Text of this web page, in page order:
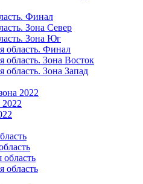
Финал
Зона Север
Зона Юг
область. Финал
область. Зона Восток
область. Зона Запад
2022
область
область